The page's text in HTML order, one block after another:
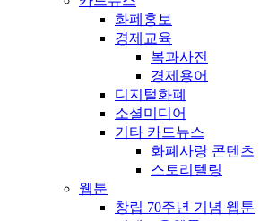
화폐홍보
경제교육
복과사전
경제용어
디지털화폐
소셜미디어
기타 카드뉴스
화폐사랑 콘텐츠
스토리텔링
웹툰
창립 70주년 기념 웹툰